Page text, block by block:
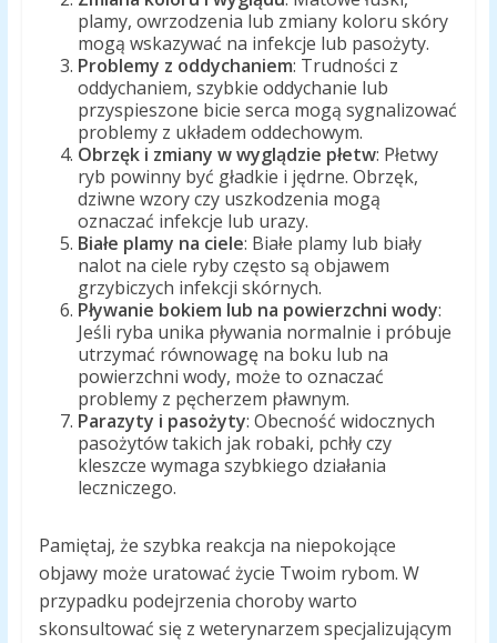
plamy, owrzodzenia lub zmiany koloru skóry
mogą wskazywać na infekcje lub pasożyty.
Problemy z oddychaniem: Trudności z
oddychaniem, szybkie oddychanie lub
przyspieszone bicie serca mogą sygnalizować
problemy z układem oddechowym.
Obrzęk i zmiany w wyglądzie płetw: Płetwy
ryb powinny być gładkie i jędrne. Obrzęk,
dziwne wzory czy uszkodzenia mogą
oznaczać infekcje lub urazy.
Białe plamy na ciele: Białe plamy lub biały
nalot na ciele ryby często są objawem
grzybiczych infekcji skórnych.
Pływanie bokiem lub na powierzchni wody:
Jeśli ryba unika pływania normalnie i próbuje
utrzymać równowagę na boku lub na
powierzchni wody, może to oznaczać
problemy z pęcherzem pławnym.
Parazyty i pasożyty: Obecność widocznych
pasożytów takich jak robaki, pchły czy
kleszcze wymaga szybkiego działania
leczniczego.
Pamiętaj, że szybka reakcja na niepokojące
objawy może uratować życie Twoim rybom. W
przypadku podejrzenia choroby warto
skonsultować się z weterynarzem specjalizującym